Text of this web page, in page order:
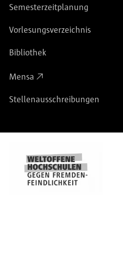
Semesterzeitplanung
Vorlesungsverzeichnis
Bibliothek
Mensa
Stellenausschreibungen